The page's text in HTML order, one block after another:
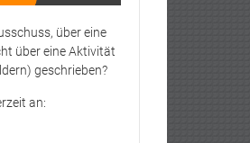
über eine
über eine Aktivität
geschrieben?
an: